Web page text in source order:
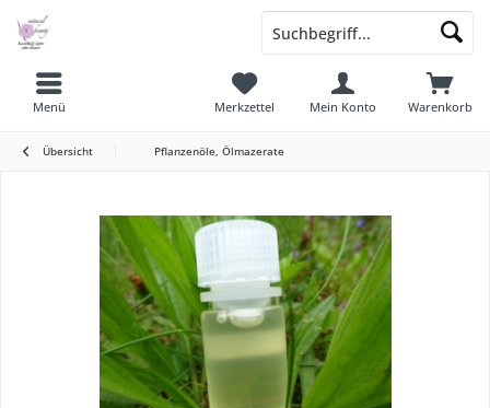
Menü Warenkorb
Merkzettel Mein Konto
Übersicht Pflanzenöle, Ölmazerate